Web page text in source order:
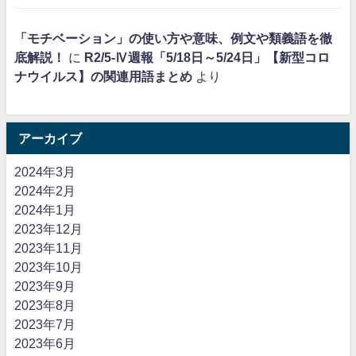
「モチベーション」の使い方や意味、例文や類義語を徹
底解説！
に R2/5-Ⅳ週報「5/18日～5/24日」【新型コロ
ナウイルス】の関連用語まとめ より
アーカイブ
2024年3月
2024年2月
2024年1月
2023年12月
2023年11月
2023年10月
2023年9月
2023年8月
2023年7月
2023年6月